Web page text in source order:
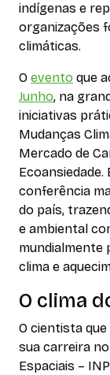
indígenas e
organizações
climáticas.
O evento que
Junho, na
iniciativas
Mudanças
Mercado de
Ecoansiedade.
conferência
do país,
e ambiental
mundialmente
clima e
O clima
O cientista
sua carreira
Espaciais –